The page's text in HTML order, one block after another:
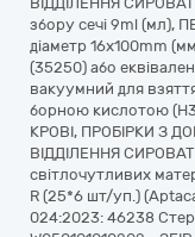
збору сечі 9ml (мл),
діаметр 16x100mm
(35250) або
вакуумний для взяття
борною кислотою
КРОВІ, ПРОБІРКИ З
ВІДДІЛЕННЯ
світлочутливих
R (25*6 шт/уп.)
024:2023: 46238